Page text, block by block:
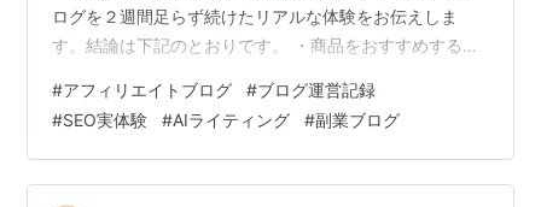
ログを２週間足らず続けたリアルな体験をお伝えしま
す。結論は下記のとおりです。 ・商品をおすすめするの
間足らずでアフィリエイト記事を100件書きました ・結
果、Google検索流入だけで、昨日は1日1,000PVに到達し
ました ・ただし、ヒットしたのは4記事だけです ・ジャ
ンルはイヤホンや家電と、いまのところ再現性は見いだ
#アフィリエイトブログ #ブログ運営記録
#SEO実体験 #AIライティング #副業ブログ